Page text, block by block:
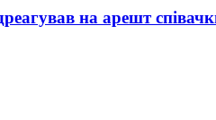
на арешт